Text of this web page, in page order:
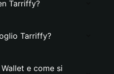
Tarriffy?
Tarriffy?
e come si